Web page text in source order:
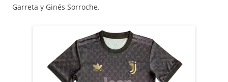
Garreta y Ginés Sorroche.